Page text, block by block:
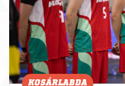
KOSÁRLABDA